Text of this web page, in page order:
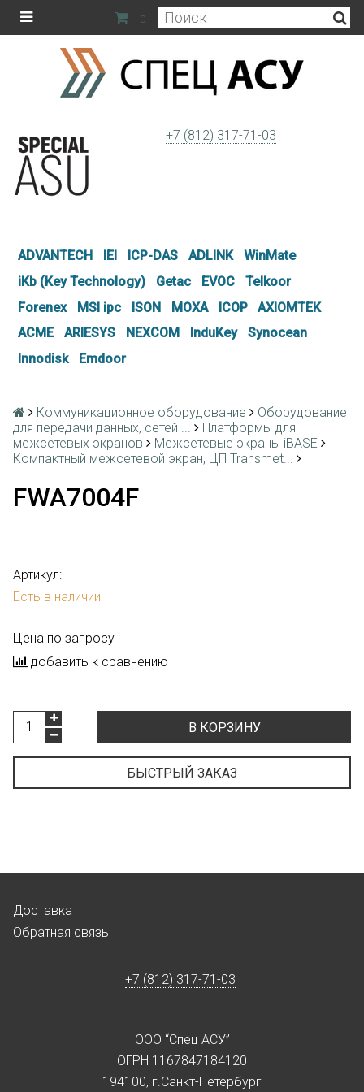
0
+7 (812) 317-71-03
ADVANTECH IEI ICP-DAS ADLINK
WinMate
iKb (Key Technology)
Getac EVOC
Telkoor
Forenex
MSI ipc ISON MOXA ICOP
AXIOMTEK
ACME
ARIESYS NEXCOM InduKey
Synocean
Innodisk
Emdoor
Коммуникационное оборудование
Оборудование
для передачи данных, сетей ...
Платформы для
межсетевых экранов
Межсетевые экраны iBASE
Компактный межсетевой экран, ЦП Transmet...
FWA7004F
Артикул:
Есть в наличии
Цена по запросу
добавить к сравнению
В КОРЗИНУ
БЫСТРЫЙ ЗАКАЗ
Доставка
Обратная связь
+7 (812) 317-71-03
ООО “Спец АСУ”
ОГРН 1167847184120
194100, г.Санкт-Петербург